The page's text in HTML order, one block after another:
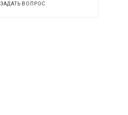
ЗАДАТЬ ВОПРОС